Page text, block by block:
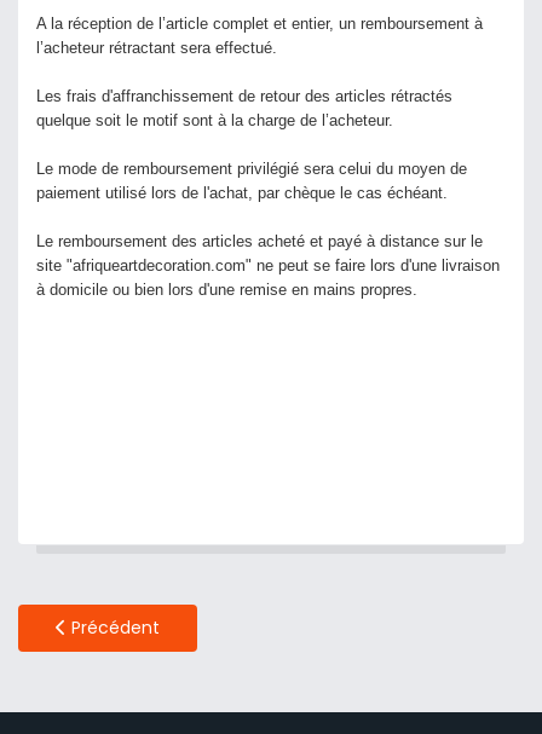
A la réception de l’article complet et entier, un remboursement à
l’acheteur rétractant sera effectué.
Les frais d'affranchissement de retour des articles rétractés
quelque soit le motif sont à la charge de l’acheteur.
Le mode de remboursement privilégié sera celui du moyen de
paiement utilisé lors de l'achat, par chèque le cas échéant.
Le remboursement des articles acheté et payé à distance sur le
site "afriqueartdecoration.com" ne peut se faire lors d'une livraison
à domicile ou bien lors d'une remise en mains propres.
Article Précédent : Données Personnelles
Précédent